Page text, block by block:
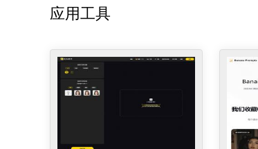
应用工具